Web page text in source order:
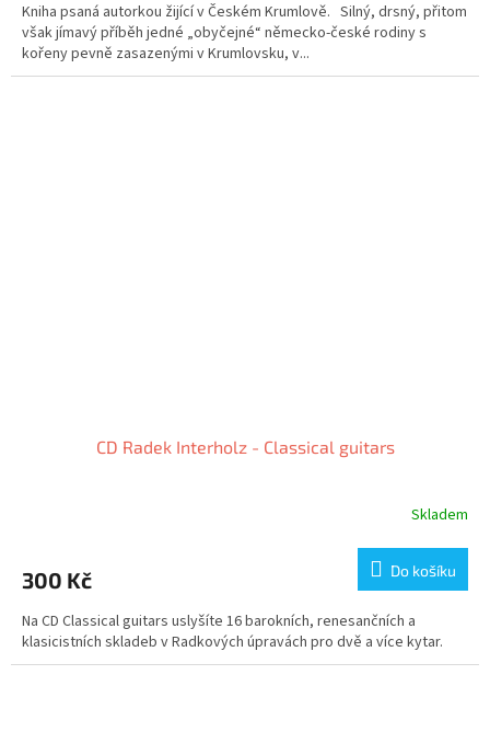
Kniha psaná autorkou žijící v Českém Krumlově. Silný, drsný, přitom
však jímavý příběh jedné „obyčejné“ německo-české rodiny s
kořeny pevně zasazenými v Krumlovsku, v...
CD Radek Interholz - Classical guitars
Skladem
300 Kč Do košíku
Na CD Classical guitars uslyšíte 16 barokních, renesančních a
klasicistních skladeb v Radkových úpravách pro dvě a více kytar.